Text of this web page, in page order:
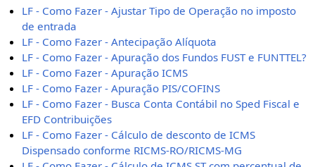
LF - Como Fazer - Ajustar Tipo de Operação no imposto
de entrada
LF - Como Fazer - Antecipação Alíquota
LF - Como Fazer - Apuração dos Fundos FUST e FUNTTEL?
LF - Como Fazer - Apuração ICMS
LF - Como Fazer - Apuração PIS/COFINS
LF - Como Fazer - Busca Conta Contábil no Sped Fiscal e
EFD Contribuições
LF - Como Fazer - Cálculo de desconto de ICMS
Dispensado conforme RICMS-RO/RICMS-MG